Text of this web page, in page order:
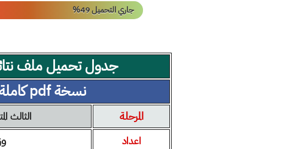
جاري التحميل 58%
جدول تحميل ملف
نسخة pdf كاملة مجانية
المرحلة
الثالث
اعداد